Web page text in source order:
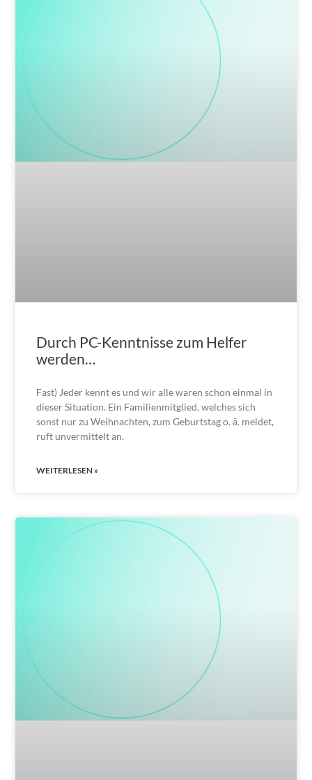
Durch PC-Kenntnisse zum Helfer
werden…
Fast) Jeder kennt es und wir alle waren schon einmal in
dieser Situation. Ein Familienmitglied, welches sich
sonst nur zu Weihnachten, zum Geburtstag o. ä. meldet,
ruft unvermittelt an.
WEITERLESEN »